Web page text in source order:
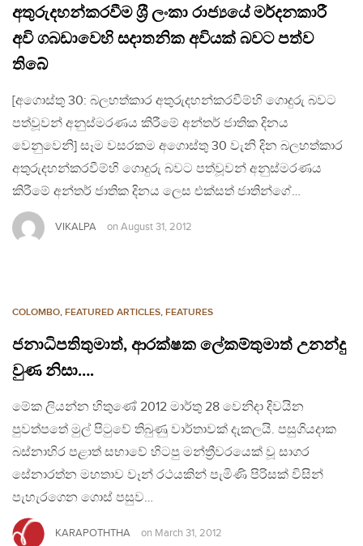
අතුරුදහන්කරවීම ශ‍්‍රී ලංකා රාජ්‍යයේ මර්දනකාරී
අවි ගබඩාවෙහි සදාතනික අවියක් බවට පත්ව
තිබේ
[අගොස්තු 30: බලහත්කාර අතුරුදහන්කරවීම්හි ගොදුරු බවට
පත්වූවන් අනුස්මරණය කිරීමේ අන්තර් ජාතික දිනය
වෙනුවෙනි] සෑම වසරකම අගොස්තු 30 වැනි දින බලහත්කාර
අතුරුදහන්කරවීම්හි ගොදුරු බවට පත්වූවන් අනුස්මරණය
කිරීමේ අන්තර් ජාතික දිනය ලෙස එක්සත් ජාතින්ගේ…
VIKALPA on August 31, 2012
COLOMBO, FEATURED ARTICLES, FEATURES
ජනාධිපතිතුමාත්, ආරක්ෂක ලේකම්තුමාත් උනන්දු
වුණ නිසා….
මේක ලියන්න හිතුණේ 2012 මාර්තු 28 වෙනිදා දිවයින
පුවත්පතේ මුල් පිටුවේ තිබුණු වාර්තාවක් දැකලයි. පසුගියදාක
බස්නාහිර පළාත් සභාවේ හිටපු මන්ත්‍රීවරයෙක් වූ සාගර
සේනාරත්න මහතාව වෑන් රථයකින් පැමිණි පිරිසක් විසින්
පැහැරගෙන ගොස් පසුව…
KARAPOTHTHA on March 31, 2012